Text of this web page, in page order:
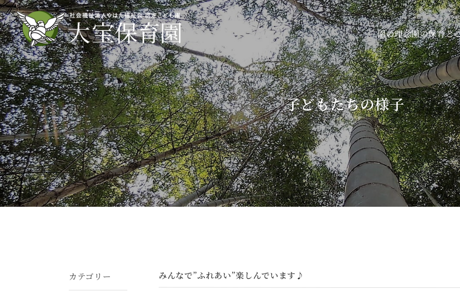
園の理念園の保育と
子どもたちの様子
カテゴリー みんなで”ふれあい”楽しんでいます♪